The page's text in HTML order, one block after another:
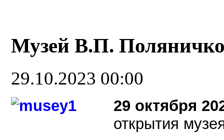
Музей В.П.
29.10.2023 00:00
29 октября
открытия